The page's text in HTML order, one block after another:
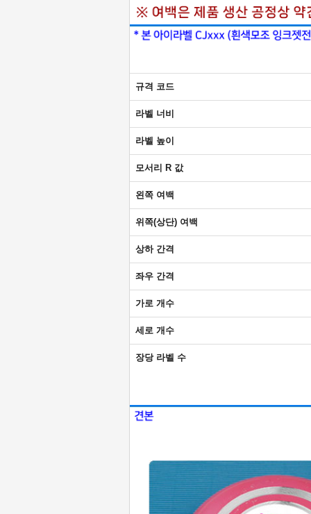
규격 코드
라벨 너비
라벨 높이
모서리 R 값
왼쪽 여백
위쪽(상단) 여백
상하 간격
좌우 간격
가로 개수
세로 개수
장당 라벨 수